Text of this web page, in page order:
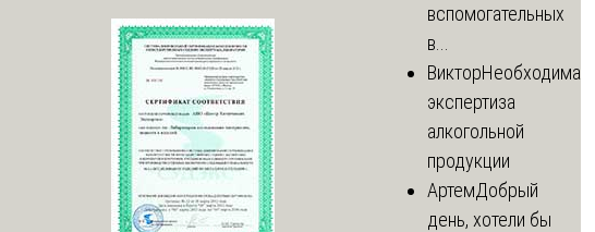
вспомогательных
в...
ВикторНеобходима
экспертиза
алкогольной
продукции
АртемДобрый
день, хотели бы